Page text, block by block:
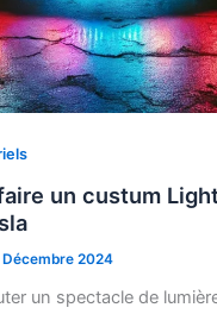
un custum
Décembre 2024
un spectacle de